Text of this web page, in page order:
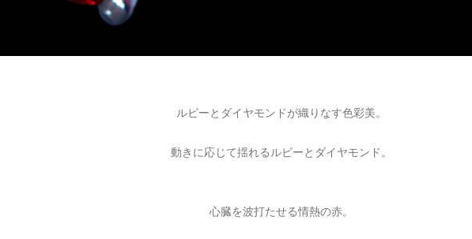
ルビーとダイヤモンドが織りなす色彩美。
動きに応じて揺れるルビーとダイヤモンド。
心臓を波打たせる情熱の赤。